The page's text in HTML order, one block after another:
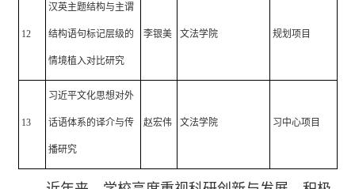
12
汉英主题结构与主谓
结构语句标记层级的
情境植入对比研究
李银美 文法学院 规划项目
13
习近平文化思想对外
话语体系的译介与传
播研究
赵宏伟 文法学院 习中心项目